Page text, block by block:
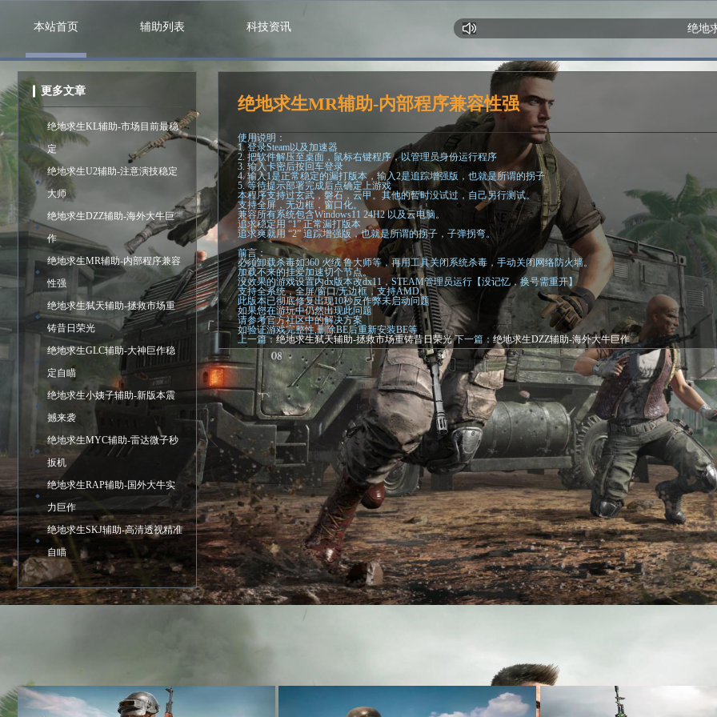
本站首页 辅助列表 科技资讯 绝地求
更多文章
绝地求生KL辅助-市场目前最稳
定
绝地求生U2辅助-注意演技稳定
大师
绝地求生DZZ辅助-海外大牛巨
作
绝地求生MR辅助-内部程序兼容
性强
绝地求生弑天辅助-拯救市场重
铸昔日荣光
绝地求生GLC辅助-大神巨作稳
定自瞄
绝地求生小姨子辅助-新版本震
撼来袭
绝地求生MYC辅助-雷达微子秒
扳机
绝地求生RAP辅助-国外大牛实
力巨作
绝地求生SKJ辅助-高清透视精准
自瞄
绝地求生MR辅助-内部程序兼容性强
使用说明：
1. 登录Steam以及加速器
2. 把软件解压至桌面，鼠标右键程序，以管理员身份运行程序
3. 输入卡密后按回车登录
4. 输入1是正常稳定的漏打版本，输入2是追踪增强版，也就是所谓的拐子
5. 等待提示部署完成后点确定上游戏
本程序支持过玄武，磐石，云甲。其他的暂时没试过，自己另行测试。
支持全屏，无边框，窗口化。
兼容所有系统包含Windows11 24H2 以及云电脑。
追求稳定用 “1” 正常漏打版本
追求爽就用 “2” 追踪增强版，也就是所谓的拐子，子弹拐弯。
前言：
必须卸载杀毒如360 火绒 鲁大师等，再用工具关闭系统杀毒，手动关闭网络防火墙。
加载不来的挂爱加速切个节点。
没效果的游戏设置内dx版本改dx11，STEAM管理员运行【没记忆，换号需重开】
支持全系统，全屏/窗口/无边框，支持AMD。
此版本已彻底修复出现10秒反作弊未启动问题
如果您在游玩中仍然出现此问题
请参考官方社区中的解决方案
如验证游戏完整性,删除BE后重新安装BE等
上一篇：绝地求生弑天辅助-拯救市场重铸昔日荣光下一篇： 绝地求生DZZ辅助-海外大牛巨作